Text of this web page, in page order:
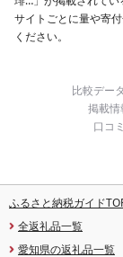
サイトごとに量や寄
ください。
比較デー
掲載情
口コ
ふるさと納税ガイド
全返礼品一覧
愛知県の返礼品一覧